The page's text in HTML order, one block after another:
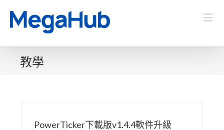
教學
PowerTicker下載版v1.4.4軟件升級